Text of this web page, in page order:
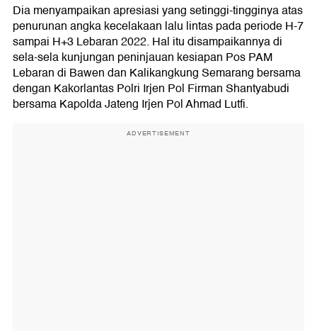
Dia menyampaikan apresiasi yang setinggi-tingginya atas
penurunan angka kecelakaan lalu lintas pada periode H-7
sampai H+3 Lebaran 2022. Hal itu disampaikannya di
sela-sela kunjungan peninjauan kesiapan Pos PAM
Lebaran di Bawen dan Kalikangkung Semarang bersama
dengan Kakorlantas Polri Irjen Pol Firman Shantyabudi
bersama Kapolda Jateng Irjen Pol Ahmad Lutfi.
ADVERTISEMENT